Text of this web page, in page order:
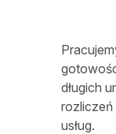
długich
rozliczeń
usług.